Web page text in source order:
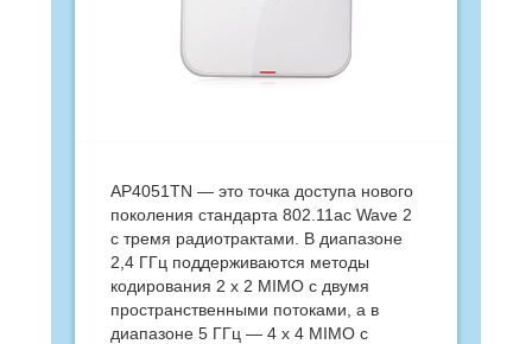
AP4051TN — это точка доступа нового
поколения стандарта 802.11ac Wave 2
с тремя радиотрактами. В диапазоне
2,4 ГГц поддерживаются методы
кодирования 2 x 2 MIMO с двумя
пространственными потоками, а в
диапазоне 5 ГГц — 4 x 4 MIMO с